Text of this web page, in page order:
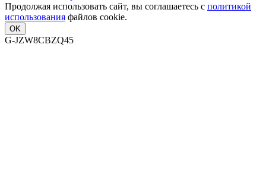
Продолжая использовать сайт, вы соглашаетесь с политикой
использования файлов cookie.
OK
G-JZW8CBZQ45